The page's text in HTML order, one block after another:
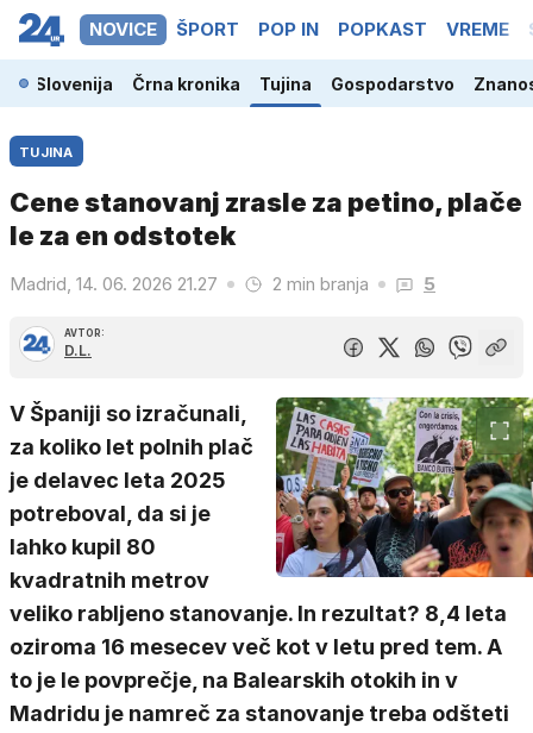
NOVICE ŠPORT POP IN POPKAST VREME
Slovenija Črna kronika Tujina Gospodarstvo
TUJINA
Cene stanovanj zrasle za petino, plače
le za en odstotek
Madrid, 14. 06. 2026 21.27 2 min branja 5
AVTOR:
D.L.
V Španiji so izračunali,
za koliko let polnih plač
je delavec leta 2025
potreboval, da si je
lahko kupil 80
kvadratnih metrov
veliko rabljeno stanovanje. In rezultat? 8,4 leta
oziroma 16 mesecev več kot v letu pred tem. A
to je le povprečje, na Balearskih otokih in v
Madridu je namreč za stanovanje treba odšteti